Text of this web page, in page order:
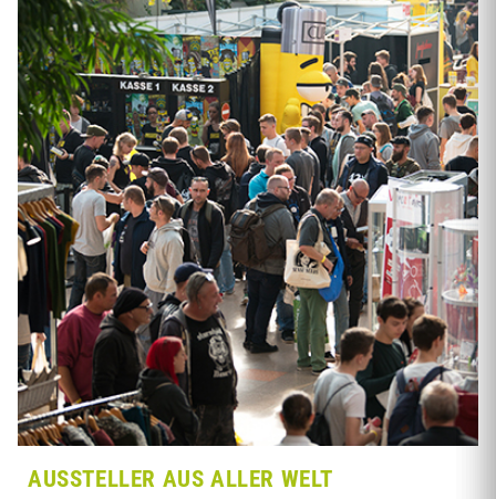
AUSSTELLER AUS ALLER WELT